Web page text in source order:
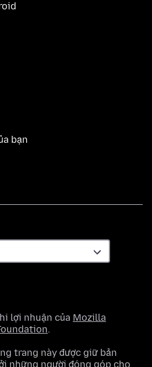
bạn
lợi nhuận của Mozilla
.
trang này được giữ bản
những người đóng góp cho